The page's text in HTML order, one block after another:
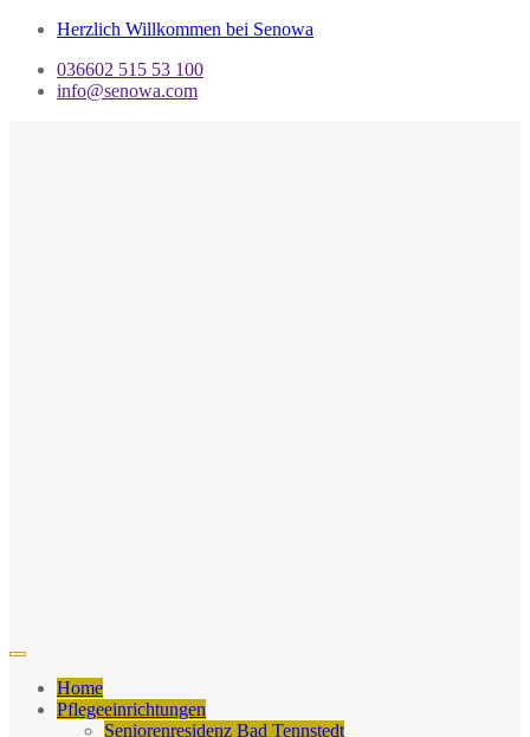
Herzlich Willkommen bei Senowa
036602 515 53 100
info@senowa.com
Home
Pflegeeinrichtungen
Seniorenresidenz Bad Tennstedt